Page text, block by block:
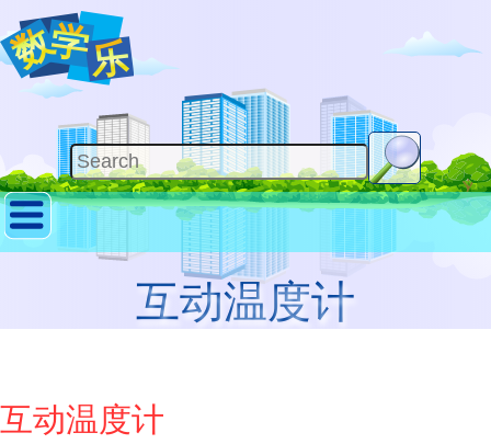
互动温度计
互动温度计